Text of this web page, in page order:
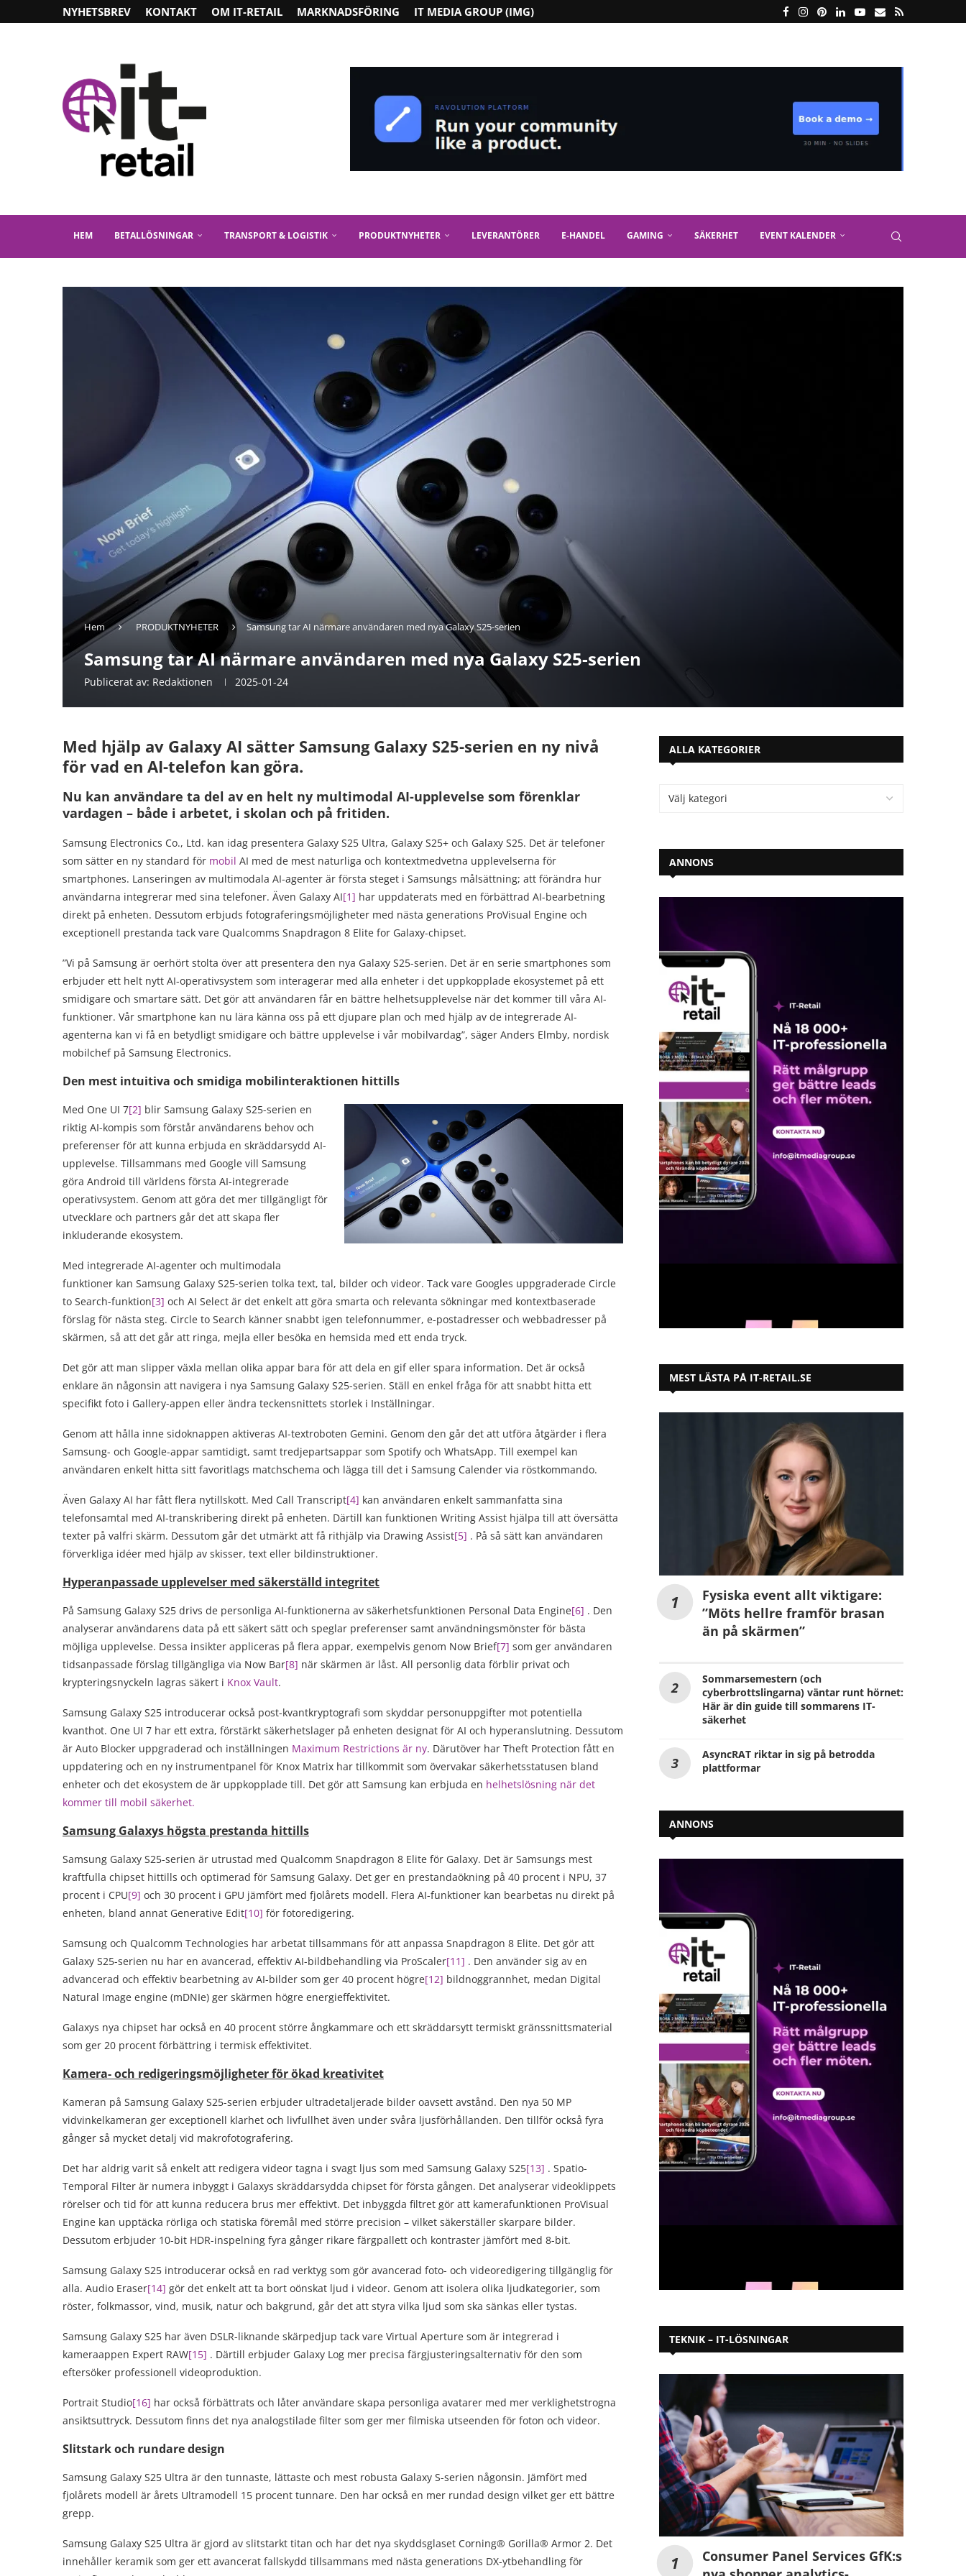
NYHETSBREV KONTAKT OM IT-RETAIL MARKNADSFÖRING IT MEDIA GROUP (IMG)
HEM BETALLÖSNINGAR TRANSPORT & LOGISTIK PRODUKTNYHETER LEVERANTÖRER E-HANDEL GAMING SÄKERHET EVENT KALENDER
Hem PRODUKTNYHETER Samsung tar AI närmare användaren med nya Galaxy S25-serien
Samsung tar AI närmare användaren med nya Galaxy S25-serien
Publicerat av: Redaktionen 2025-01-24
Med hjälp av Galaxy AI sätter Samsung Galaxy S25-serien en ny nivå
för vad en AI-telefon kan göra.
Nu kan användare ta del av en helt ny multimodal AI-upplevelse som förenklar
vardagen – både i arbetet, i skolan och på fritiden.
Samsung Electronics Co., Ltd. kan idag presentera Galaxy S25 Ultra, Galaxy S25+ och Galaxy S25. Det är telefoner
som sätter en ny standard för mobil AI med de mest naturliga och kontextmedvetna upplevelserna för
smartphones. Lanseringen av multimodala AI-agenter är första steget i Samsungs målsättning; att förändra hur
användarna integrerar med sina telefoner. Även Galaxy AI[1] har uppdaterats med en förbättrad AI-bearbetning
direkt på enheten. Dessutom erbjuds fotograferingsmöjligheter med nästa generations ProVisual Engine och
exceptionell prestanda tack vare Qualcomms Snapdragon 8 Elite for Galaxy-chipset.
”Vi på Samsung är oerhört stolta över att presentera den nya Galaxy S25-serien. Det är en serie smartphones som
erbjuder ett helt nytt AI-operativsystem som interagerar med alla enheter i det uppkopplade ekosystemet på ett
smidigare och smartare sätt. Det gör att användaren får en bättre helhetsupplevelse när det kommer till våra AI-
funktioner. Vår smartphone kan nu lära känna oss på ett djupare plan och med hjälp av de integrerade AI-
agenterna kan vi få en betydligt smidigare och bättre upplevelse i vår mobilvardag”, säger Anders Elmby, nordisk
mobilchef på Samsung Electronics.
Den mest intuitiva och smidiga mobilinteraktionen hittills
Med One UI 7[2] blir Samsung Galaxy S25-serien en
riktig AI-kompis som förstår användarens behov och
preferenser för att kunna erbjuda en skräddarsydd AI-
upplevelse. Tillsammans med Google vill Samsung
göra Android till världens första AI-integrerade
operativsystem. Genom att göra det mer tillgängligt för
utvecklare och partners går det att skapa fler
inkluderande ekosystem.
Med integrerade AI-agenter och multimodala
funktioner kan Samsung Galaxy S25-serien tolka text, tal, bilder och videor. Tack vare Googles uppgraderade Circle
to Search-funktion[3] och AI Select är det enkelt att göra smarta och relevanta sökningar med kontextbaserade
förslag för nästa steg. Circle to Search känner snabbt igen telefonnummer, e-postadresser och webbadresser på
skärmen, så att det går att ringa, mejla eller besöka en hemsida med ett enda tryck.
Det gör att man slipper växla mellan olika appar bara för att dela en gif eller spara information. Det är också
enklare än någonsin att navigera i nya Samsung Galaxy S25-serien. Ställ en enkel fråga för att snabbt hitta ett
specifikt foto i Gallery-appen eller ändra teckensnittets storlek i Inställningar.
Genom att hålla inne sidoknappen aktiveras AI-textroboten Gemini. Genom den går det att utföra åtgärder i flera
Samsung- och Google-appar samtidigt, samt tredjepartsappar som Spotify och WhatsApp. Till exempel kan
användaren enkelt hitta sitt favoritlags matchschema och lägga till det i Samsung Calender via röstkommando.
Även Galaxy AI har fått flera nytillskott. Med Call Transcript[4] kan användaren enkelt sammanfatta sina
telefonsamtal med AI-transkribering direkt på enheten. Därtill kan funktionen Writing Assist hjälpa till att översätta
texter på valfri skärm. Dessutom går det utmärkt att få rithjälp via Drawing Assist[5] . På så sätt kan användaren
förverkliga idéer med hjälp av skisser, text eller bildinstruktioner.
Hyperanpassade upplevelser med säkerställd integritet
På Samsung Galaxy S25 drivs de personliga AI-funktionerna av säkerhetsfunktionen Personal Data Engine[6] . Den
analyserar användarens data på ett säkert sätt och speglar preferenser samt användningsmönster för bästa
möjliga upplevelse. Dessa insikter appliceras på flera appar, exempelvis genom Now Brief[7] som ger användaren
tidsanpassade förslag tillgängliga via Now Bar[8] när skärmen är låst. All personlig data förblir privat och
krypteringsnyckeln lagras säkert i Knox Vault.
Samsung Galaxy S25 introducerar också post-kvantkryptografi som skyddar personuppgifter mot potentiella
kvanthot. One UI 7 har ett extra, förstärkt säkerhetslager på enheten designat för AI och hyperanslutning. Dessutom
är Auto Blocker uppgraderad och inställningen Maximum Restrictions är ny. Därutöver har Theft Protection fått en
uppdatering och en ny instrumentpanel för Knox Matrix har tillkommit som övervakar säkerhetsstatusen bland
enheter och det ekosystem de är uppkopplade till. Det gör att Samsung kan erbjuda en helhetslösning när det
kommer till mobil säkerhet.
Samsung Galaxys högsta prestanda hittills
Samsung Galaxy S25-serien är utrustad med Qualcomm Snapdragon 8 Elite för Galaxy. Det är Samsungs mest
kraftfulla chipset hittills och optimerad för Samsung Galaxy. Det ger en prestandaökning på 40 procent i NPU, 37
procent i CPU[9] och 30 procent i GPU jämfört med fjolårets modell. Flera AI-funktioner kan bearbetas nu direkt på
enheten, bland annat Generative Edit[10] för fotoredigering.
Samsung och Qualcomm Technologies har arbetat tillsammans för att anpassa Snapdragon 8 Elite. Det gör att
Galaxy S25-serien nu har en avancerad, effektiv AI-bildbehandling via ProScaler[11] . Den använder sig av en
advancerad och effektiv bearbetning av AI-bilder som ger 40 procent högre[12] bildnoggrannhet, medan Digital
Natural Image engine (mDNIe) ger skärmen högre energieffektivitet.
Galaxys nya chipset har också en 40 procent större ångkammare och ett skräddarsytt termiskt gränssnittsmaterial
som ger 20 procent förbättring i termisk effektivitet.
Kamera- och redigeringsmöjligheter för ökad kreativitet
Kameran på Samsung Galaxy S25-serien erbjuder ultradetaljerade bilder oavsett avstånd. Den nya 50 MP
vidvinkelkameran ger exceptionell klarhet och livfullhet även under svåra ljusförhållanden. Den tillför också fyra
gånger så mycket detalj vid makrofotografering.
Det har aldrig varit så enkelt att redigera videor tagna i svagt ljus som med Samsung Galaxy S25[13] . Spatio-
Temporal Filter är numera inbyggt i Galaxys skräddarsydda chipset för första gången. Det analyserar videoklippets
rörelser och tid för att kunna reducera brus mer effektivt. Det inbyggda filtret gör att kamerafunktionen ProVisual
Engine kan upptäcka rörliga och statiska föremål med större precision – vilket säkerställer skarpare bilder.
Dessutom erbjuder 10-bit HDR-inspelning fyra gånger rikare färgpallett och kontraster jämfört med 8-bit.
Samsung Galaxy S25 introducerar också en rad verktyg som gör avancerad foto- och videoredigering tillgänglig för
alla. Audio Eraser[14] gör det enkelt att ta bort oönskat ljud i videor. Genom att isolera olika ljudkategorier, som
röster, folkmassor, vind, musik, natur och bakgrund, går det att styra vilka ljud som ska sänkas eller tystas.
Samsung Galaxy S25 har även DSLR-liknande skärpedjup tack vare Virtual Aperture som är integrerad i
kameraappen Expert RAW[15] . Därtill erbjuder Galaxy Log mer precisa färgjusteringsalternativ för den som
eftersöker professionell videoproduktion.
Portrait Studio[16] har också förbättrats och låter användare skapa personliga avatarer med mer verklighetstrogna
ansiktsuttryck. Dessutom finns det nya analogstilade filter som ger mer filmiska utseenden för foton och videor.
Slitstark och rundare design
Samsung Galaxy S25 Ultra är den tunnaste, lättaste och mest robusta Galaxy S-serien någonsin. Jämfört med
fjolårets modell är årets Ultramodell 15 procent tunnare. Den har också en mer rundad design vilket ger ett bättre
grepp.
Samsung Galaxy S25 Ultra är gjord av slitstarkt titan och har det nya skyddsglaset Corning® Gorilla® Armor 2. Det
innehåller keramik som ger ett avancerat fallskydd tillsammans med nästa generations DX-ytbehandling för
ALLA KATEGORIER
ANNONS
MEST LÄSTA PÅ IT-RETAIL.SE
Fysiska event allt viktigare:
”Möts hellre framför brasan
än på skärmen”
Sommarsemestern (och
cyberbrottslingarna) väntar runt hörnet:
Här är din guide till sommarens IT-
säkerhet
AsyncRAT riktar in sig på betrodda
plattformar
ANNONS
TEKNIK – IT-LÖSNINGAR
Consumer Panel Services GfK:s